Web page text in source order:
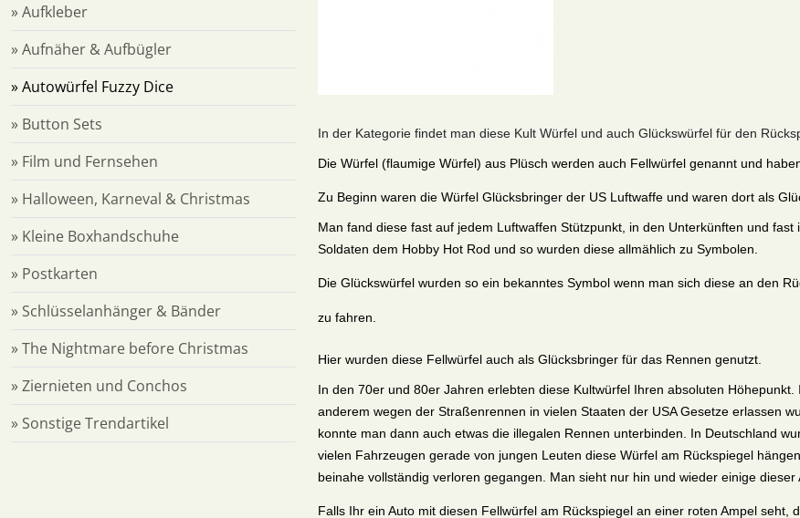
» Aufkleber
» Aufnäher & Aufbügler
» Autowürfel Fuzzy Dice
» Button Sets
» Film und Fernsehen
» Halloween, Karneval & Christmas
» Kleine Boxhandschuhe
» Postkarten
» Schlüsselanhänger & Bänder
» The Nightmare before Christmas
» Ziernieten und Conchos
» Sonstige Trendartikel
In der Kategorie findet man diese Kult Würfel und auch Glückswürfel für den
Die Würfel (flaumige Würfel) aus Plüsch werden auch Fellwürfel genannt und
Zu Beginn waren die Würfel Glücksbringer der US Luftwaffe und waren dort als
Man fand diese fast auf jedem Luftwaffen Stützpunkt, in den Unterkünften und
Soldaten dem Hobby Hot Rod und so wurden diese allmählich zu Symbolen.
Die Glückswürfel wurden so ein bekanntes Symbol wenn man sich diese an den
zu fahren.
Hier wurden diese Fellwürfel auch als Glücksbringer für das Rennen genutzt.
In den 70er und 80er Jahren erlebten diese Kultwürfel Ihren absoluten
anderem wegen der Straßenrennen in vielen Staaten der USA Gesetze erlassen
konnte man dann auch etwas die illegalen Rennen unterbinden.
In Deutschland
vielen Fahrzeugen gerade von jungen Leuten diese Würfel am Rückspiegel hängen.
beinahe vollständig verloren gegangen. Man sieht nur hin und wieder einige
Falls Ihr ein Auto mit diesen Fellwürfel am Rückspiegel an einer roten Ampel